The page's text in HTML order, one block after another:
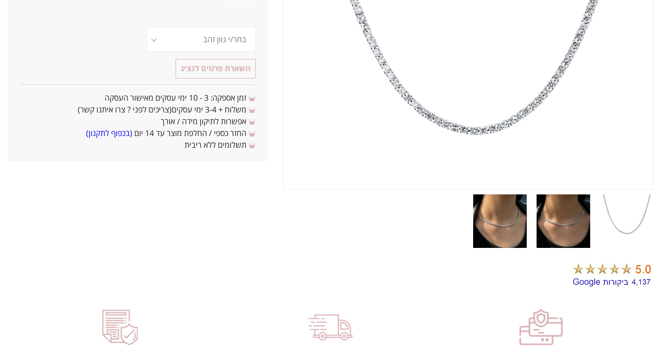
השארת פרטים לנציג
זמן אספקה: 3 - 10 ימי עסקים מאישור העסקה
משלוח + 3-4 ימי עסקים(צריכים לפני ? צרו איתנו קשר)
אפשרות לתיקון מידה / אורך
החזר כספי / החלפת מוצר עד 14 יום
(בכפוף לתקנון)
תשלומים ללא ריבית